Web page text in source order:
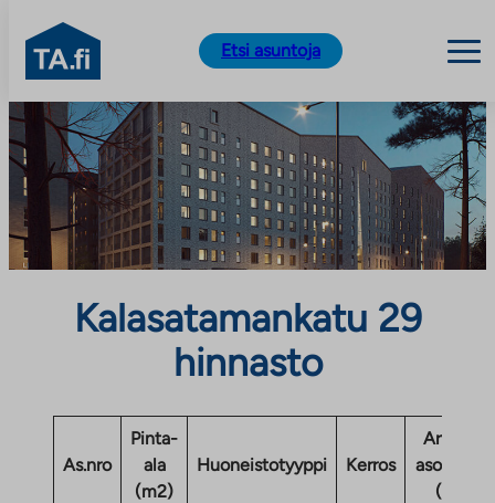
Siirry
sisältöön
TA.fi
Etsi asuntoja
Kalasatamankatu 29
hinnasto
As.nro
Pinta-
ala
(m2)
Huoneistotyyppi Kerros
Arvioitu
asomaksu
(eur)